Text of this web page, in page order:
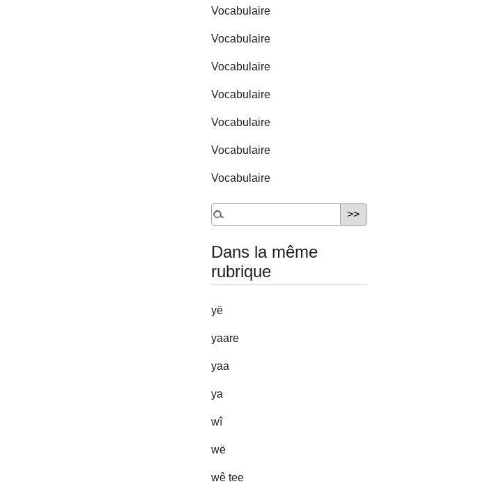
Vocabulaire
Vocabulaire
Vocabulaire
Vocabulaire
Vocabulaire
Vocabulaire
Vocabulaire
Dans la même
rubrique
yë
yaare
yaa
ya
wî
wë
wê tee